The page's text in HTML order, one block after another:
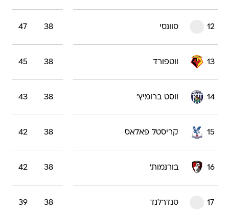
12 סוונסי 38
47
13 ווטפורד 38
45
14 ווסט ברומיץ' 38
43
15 קריסטל פאלאס 38
42
16 בורנמות' 38
42
17 סנדרלנד 38
39